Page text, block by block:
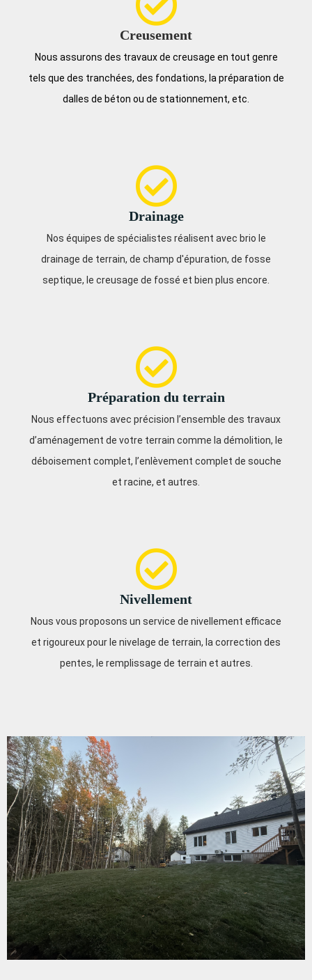
Creusement
Nous assurons des travaux de creusage en tout genre
tels que des tranchées, des fondations, la préparation de
dalles de béton ou de stationnement, etc.
Drainage
Nos équipes de spécialistes réalisent avec brio le
drainage de terrain, de champ d'épuration, de fosse
septique, le creusage de fossé et bien plus encore.
Préparation du terrain
Nous effectuons avec précision l’ensemble des travaux
d’aménagement de votre terrain comme la démolition, le
déboisement complet, l’enlèvement complet de souche
et racine, et autres.
Nivellement
Nous vous proposons un service de nivellement efficace
et rigoureux pour le nivelage de terrain, la correction des
pentes, le remplissage de terrain et autres.